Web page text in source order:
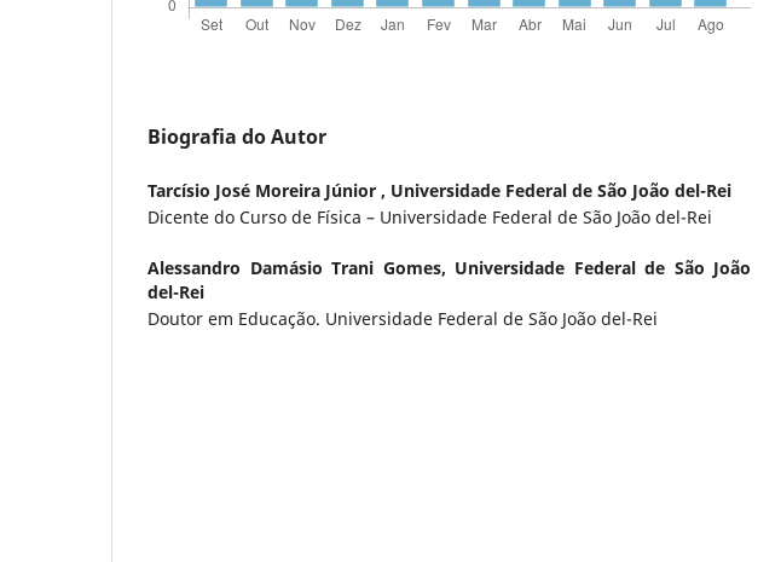
Biografia do Autor
Tarcísio José Moreira Júnior , Universidade Federal de São João del-Rei
Dicente do Curso de Física – Universidade Federal de São João del-Rei
Alessandro Damásio Trani Gomes, Universidade Federal de São João
del-Rei
Doutor em Educação. Universidade Federal de São João del-Rei